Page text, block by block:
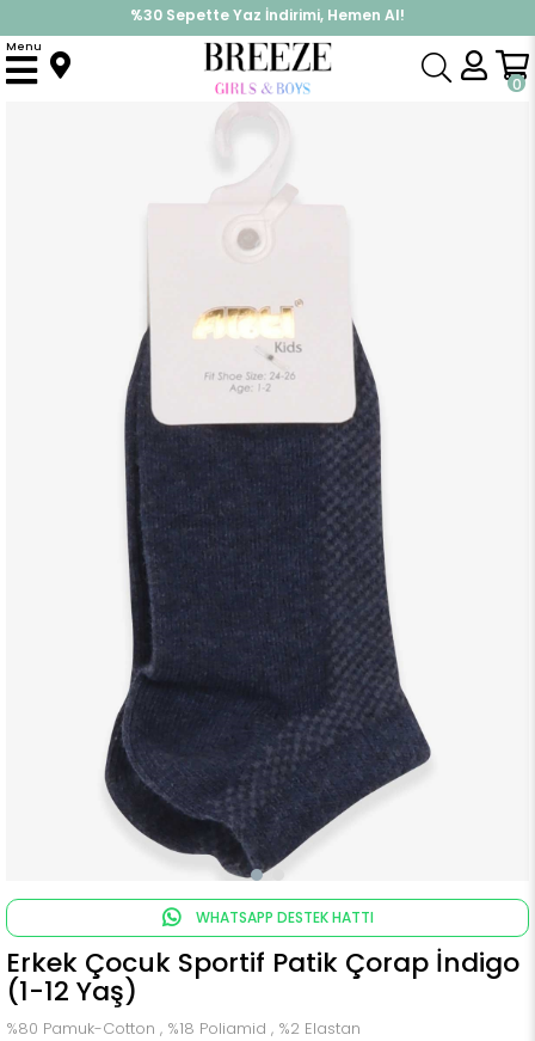
%30 Sepette Yaz İndirimi, Hemen Al!
İndirimlere ek %10 İndirimi Kap, Hemen Üye Ol!
0
Menu
Anasayfa Çorap Erkek Çocuk Sportif Patik Çorap İndigo (1-12 Yaş)
WHATSAPP DESTEK HATTI
Erkek Çocuk Sportif Patik Çorap İndigo
(1-12 Yaş)
%80 Pamuk-Cotton , %18 Poliamid , %2 Elastan